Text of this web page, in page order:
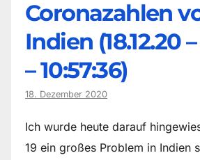
Coronazahlen
Indien (18.12.20
– 10:57:36)
18. Dezember 2020
Ich wurde heute darauf
19 ein großes Problem in Indien